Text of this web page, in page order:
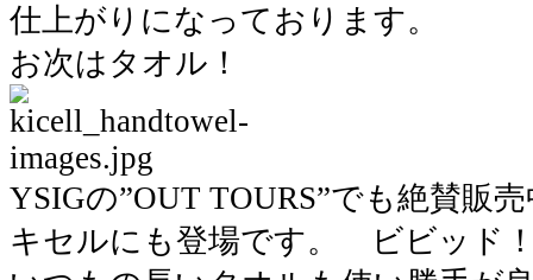
仕上がりになっております。
お次はタオル！
YSIGの”OUT TOURS”でも絶賛販
キセルにも登場です。 ビビッド